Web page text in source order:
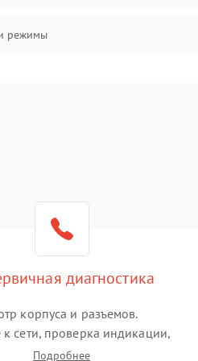
режимы
диагностика
корпуса и разъемов.
сети, проверка индикации,
и кодов ошибок. Измерение
Подробнее